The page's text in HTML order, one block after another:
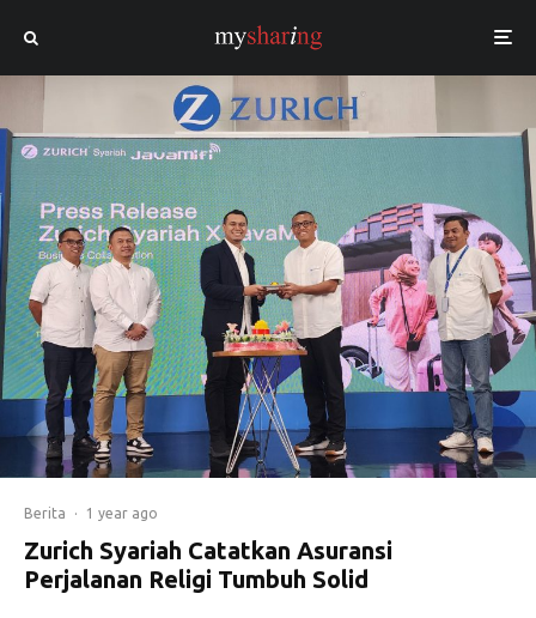
Berita · 1 year ago
Zurich Syariah Catatkan Asuransi
Perjalanan Religi Tumbuh Solid